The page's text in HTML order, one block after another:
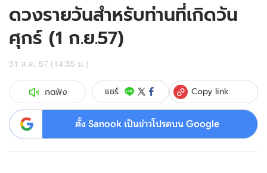
ดวงรายวันสำหรับท่านที่เกิดวัน
ศุกร์ (1 ก.ย.57)
31 ส.ค. 57 (14:35 น.)
กดฟัง แชร์ Copy link
ตั้ง Sanook เป็นข่าวโปรดบน Google